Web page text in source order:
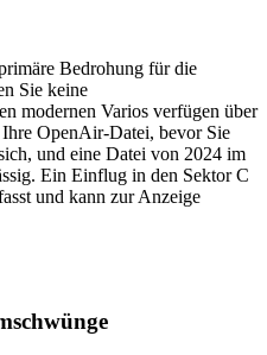
Bedrohung für die
Sie keine
modernen Varios verfügen über
OpenAir-Datei, bevor Sie
und eine Datei von 2024 im
Ein Einflug in den Sektor C
und kann zur Anzeige